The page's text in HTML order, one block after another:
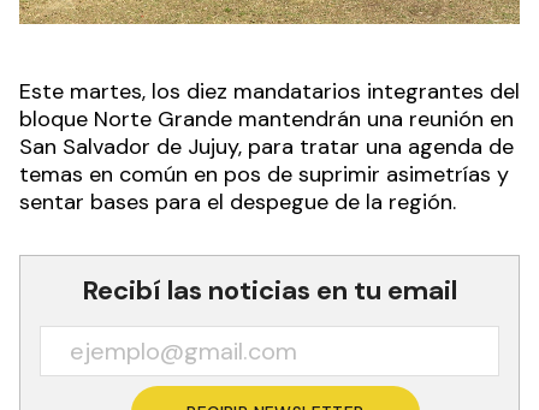
Este martes, los diez mandatarios integrantes del
bloque Norte Grande mantendrán una reunión en
San Salvador de Jujuy, para tratar una agenda de
temas en común en pos de suprimir asimetrías y
sentar bases para el despegue de la región.
Recibí las noticias en tu email